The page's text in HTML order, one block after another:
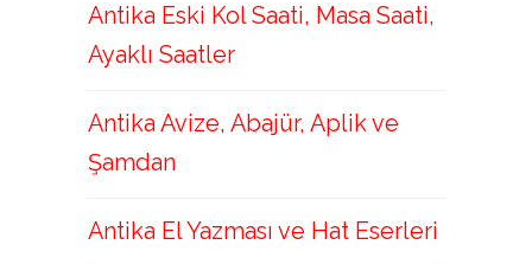
Antika Eski Kol Saati, Masa Saati,
Ayaklı Saatler
Antika Avize, Abajür, Aplik ve
Şamdan
Antika El Yazması ve Hat Eserleri